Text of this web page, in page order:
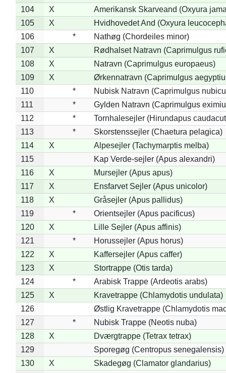
104 X
Amerikansk Skarveand (Oxyura
105
X
Hvidhovedet And (Oxyura
106
*
Nathøg (Chordeiles minor)
107
X
Rødhalset Natravn (Caprimulgus
108
X
Natravn (Caprimulgus europaeus)
109
X
Ørkennatravn (Caprimulgus
110
*
Nubisk Natravn (Caprimulgus
111
*
Gylden Natravn (Caprimulgus
112
*
Tornhalesejler (Hirundapus
113
*
Skorstenssejler (Chaetura pelagica)
114
X
Alpesejler (Tachymarptis melba)
115
Kap Verde-sejler (Apus alexandri)
116
X
Mursejler (Apus apus)
117
X
Ensfarvet Sejler (Apus unicolor)
118
X
Gråsejler (Apus pallidus)
119
*
Orientsejler (Apus pacificus)
120
X
Lille Sejler (Apus affinis)
121
*
Horussejler (Apus horus)
122
X
Kaffersejler (Apus caffer)
123
X
Stortrappe (Otis tarda)
124
*
Arabisk Trappe (Ardeotis arabs)
125
X
Kravetrappe (Chlamydotis undulata)
126
Østlig Kravetrappe (Chlamydotis
127
*
Nubisk Trappe (Neotis nuba)
128
X
Dværgtrappe (Tetrax tetrax)
129
Sporegøg (Centropus senegalensis)
130
X
Skadegøg (Clamator glandarius)